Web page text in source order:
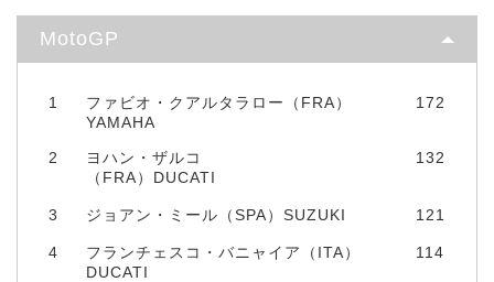
MotoGP
1
ファビオ・クアルタラロー（FRA）
YAMAHA
172
2
ヨハン・ザルコ
（FRA）DUCATI
132
3 ジョアン・ミール（SPA）SUZUKI 121
4
フランチェスコ・バニャイア（ITA）
DUCATI
114